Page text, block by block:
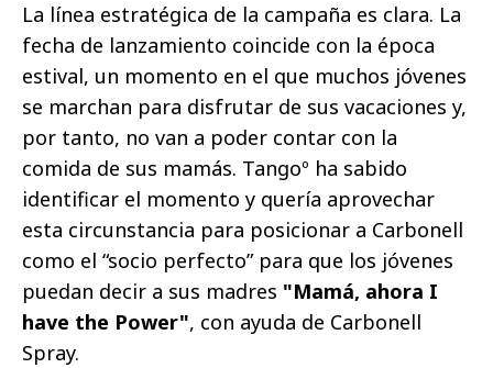
La línea estratégica de la campaña es clara. La
fecha de lanzamiento coincide con la época
estival, un momento en el que muchos jóvenes
se marchan para disfrutar de sus vacaciones y,
por tanto, no van a poder contar con la
comida de sus mamás. Tangoº ha sabido
identificar el momento y quería aprovechar
esta circunstancia para posicionar a Carbonell
como el “socio perfecto” para que los jóvenes
puedan decir a sus madres "Mamá, ahora I
have the Power", con ayuda de Carbonell
Spray.